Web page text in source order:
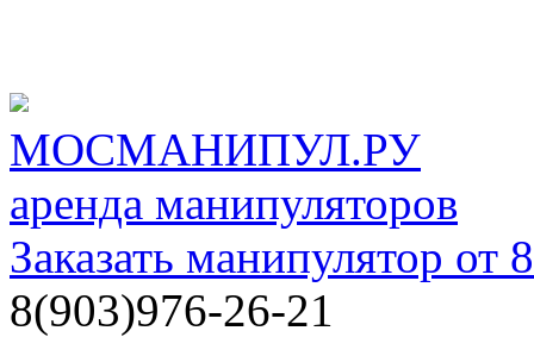
МОСМАНИПУЛ.РУ
аренда манипуляторов
Заказать манипулятор от
8(903)976-26-21